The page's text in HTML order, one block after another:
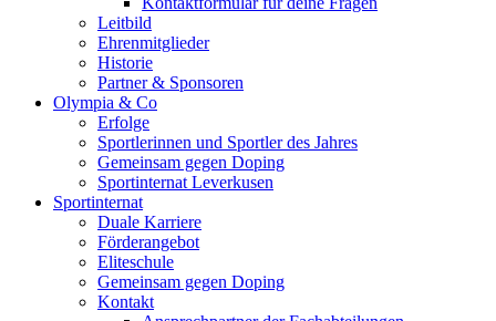
Leitbild
Ehrenmitglieder
Historie
Partner & Sponsoren
Olympia & Co
Erfolge
Sportlerinnen und Sportler des Jahres
Gemeinsam gegen Doping
Sportinternat Leverkusen
Sportinternat
Duale Karriere
Förderangebot
Eliteschule
Gemeinsam gegen Doping
Kontakt